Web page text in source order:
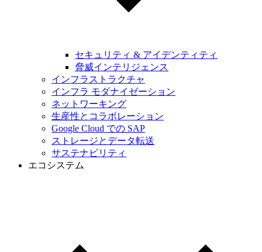
セキュリティ & アイデンティティ
脅威インテリジェンス
インフラストラクチャ
インフラ モダナイゼーション
ネットワーキング
生産性とコラボレーション
Google Cloud での SAP
ストレージとデータ転送
サステナビリティ
エコシステム